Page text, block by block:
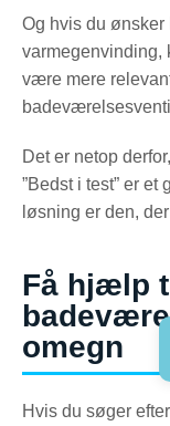
Og hvis du
varmegenvinding,
være mere
Det er netop
”Bedst i test” er
løsning er den,
Få hjælp
omegn
Hvis du søger efter